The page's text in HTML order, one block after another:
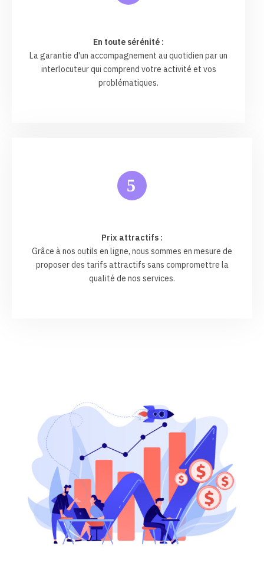
En toute sérénité :
La garantie d'un accompagnement au quotidien par un
interlocuteur qui comprend votre activité et vos
problématiques.
5
Prix attractifs :
Grâce à nos outils en ligne, nous sommes en mesure de
proposer des tarifs attractifs sans compromettre la
qualité de nos services.